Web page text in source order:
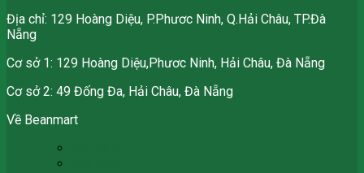
Địa chỉ: 129 Hoàng Diệu, P.Phươc Ninh, Q.Hải Châu, TP.Đà
Nẵng
Cơ sở 1: 129 Hoàng Diệu,Phươc Ninh, Hải Châu, Đà Nẵng
Cơ sở 2: 49 Đống Đa, Hải Châu, Đà Nẵng
Về Beanmart